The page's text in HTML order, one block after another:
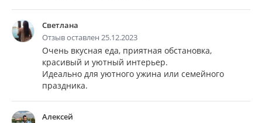
Светлана
Отзыв оставлен 25.12.2023
Очень вкусная еда, приятная обстановка,
красивый и уютный интерьер.
Идеально для уютного ужина или семейного
праздника.
Алексей